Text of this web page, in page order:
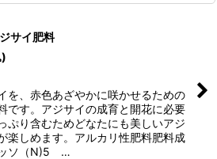
サイ肥料
を、赤色あざやかに咲かせるための
です。アジサイの成育と開花に必要
ぷり含むためどなたにも美しいアジ
楽しめます。アルカリ性肥料肥料成
ソ（N)5 …